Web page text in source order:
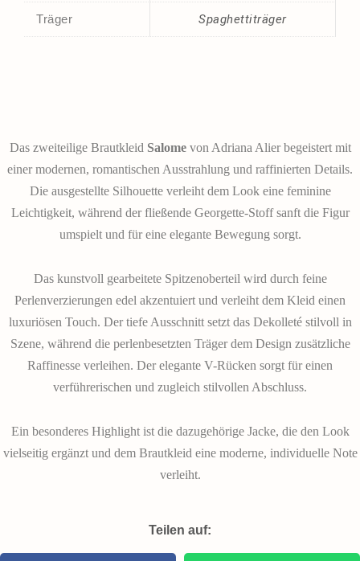
Träger Spaghettiträger
Das zweiteilige Brautkleid Salomevon Adriana Alier begeistert mit
einer modernen, romantischen Ausstrahlung und raffinierten Details.
Die ausgestellte Silhouette verleiht dem Look eine feminine
Leichtigkeit, während der fließende Georgette-Stoff sanft die Figur
umspielt und für eine elegante Bewegung sorgt.
Das kunstvoll gearbeitete Spitzenoberteil wird durch feine
Perlenverzierungen edel akzentuiert und verleiht dem Kleid einen
luxuriösen Touch. Der tiefe Ausschnitt setzt das Dekolleté stilvoll in
Szene, während die perlenbesetzten Träger dem Design zusätzliche
Raffinesse verleihen. Der elegante V-Rücken sorgt für einen
verführerischen und zugleich stilvollen Abschluss.
Ein besonderes Highlight ist die dazugehörige Jacke, die den Look
vielseitig ergänzt und dem Brautkleid eine moderne, individuelle Note
verleiht.
Teilen auf: